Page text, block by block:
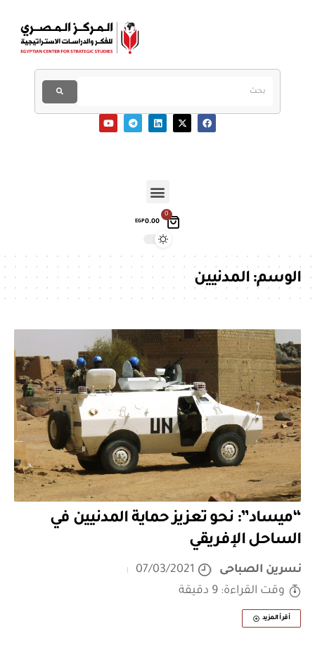
0
EGP0.00
الوسم:المدنيين
“ميساد”: نحو تعزيز حماية المدنيين في
الساحل الإفريقي
نسرين الصباحى
07/03/2021
وقت القراءة: 9 دقيقة
أقرأ المزيد